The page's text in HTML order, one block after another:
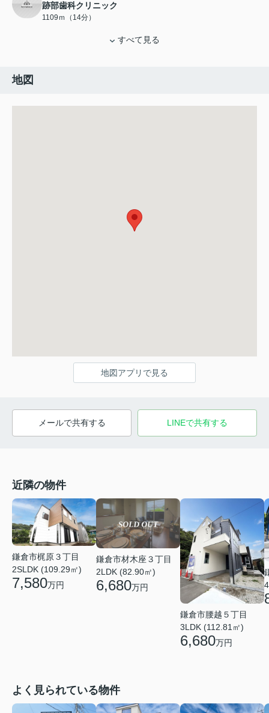
跡部歯科クリニック
1109ｍ（14分）
すべて見る
地図
地図アプリで見る
メールで共有する LINEで共有する
近隣の物件
鎌倉市梶原３丁目
2SLDK (109.29㎡)
7,580万円
鎌倉市材木座３丁目
2LDK (82.90㎡)
6,680万円
鎌倉市腰越５丁目
3LDK (112.81㎡)
6,680万円
よく見られている物件